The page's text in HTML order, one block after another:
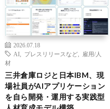
2026.07.18
AI
プレスリリースなど
雇用/人
材
三井倉庫ロジと日本IBM、現
場社員がAIアプリケーション
を自ら開発・運用する実践型